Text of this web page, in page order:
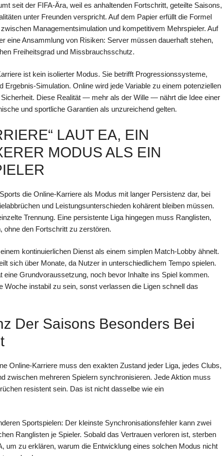
seit der FIFA-Ära, weil es anhaltenden Fortschritt, geteilte Saisons,
unter Freunden verspricht. Auf dem Papier erfüllt die Formel
Managementsimulation und kompetitivem Mehrspieler. Auf
eine Ansammlung von Risiken: Server müssen dauerhaft stehen,
Freiheitsgrad und Missbrauchsschutz.
ist kein isolierter Modus. Sie betrifft Progressionssysteme,
Ergebnis-Simulation. Online wird jede Variable zu einem potenziellen
Diese Realität — mehr als der Wille — nährt die Idee einer
und sportliche Garantien als unzureichend gelten.
LAUT EA, EIN
MODUS ALS EIN
die Online-Karriere als Modus mit langer Persistenz dar, bei
und Leistungsunterschieden kohärent bleiben müssen.
Trennung. Eine persistente Liga hingegen muss Ranglisten,
ohne den Fortschritt zu zerstören.
kontinuierlichen Dienst als einem simplen Match-Lobby ähnelt.
sich über Monate, da Nutzer in unterschiedlichem Tempo spielen.
Grundvoraussetzung, noch bevor Inhalte ins Spiel kommen.
Woche instabil zu sein, sonst verlassen die Ligen schnell das
Der Saisons Besonders Bei
Online-Karriere muss den exakten Zustand jeder Liga, jedes Clubs,
zwischen mehreren Spielern synchronisieren. Jede Aktion muss
resistent sein. Das ist nicht dasselbe wie ein
Sportspielen: Der kleinste Synchronisationsfehler kann zwei
Ranglisten je Spieler. Sobald das Vertrauen verloren ist, sterben
um zu erklären, warum die Entwicklung eines solchen Modus nicht